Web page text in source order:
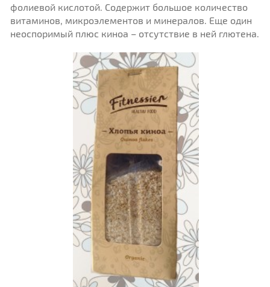
фолиевой кислотой. Содержит большое количество
витаминов, микроэлементов и минералов. Еще один
неоспоримый плюс киноа – отсутствие в ней глютена.